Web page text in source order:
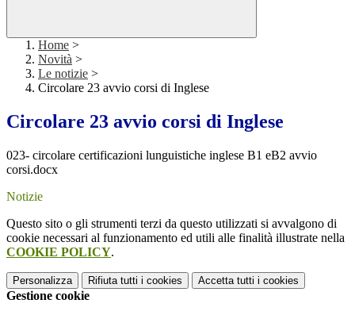
Home >
Novità >
Le notizie >
Circolare 23 avvio corsi di Inglese
Circolare 23 avvio corsi di Inglese
023- circolare certificazioni lunguistiche inglese B1 eB2 avvio
corsi.docx
Notizie
Questo sito o gli strumenti terzi da questo utilizzati si avvalgono di
cookie necessari al funzionamento ed utili alle finalità illustrate nella
COOKIE POLICY.
Personalizza Rifiuta tutti i cookies Accetta tutti i cookies
Gestione cookie